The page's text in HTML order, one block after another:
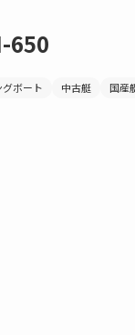
650
ボート 中古艇 国産